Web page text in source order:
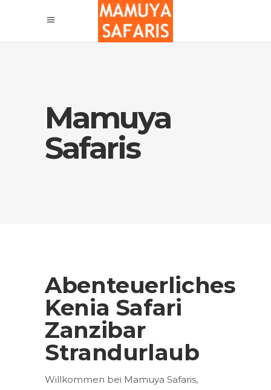
Mamuya
Safaris
Abenteuerliches
Kenia Safari
Zanzibar
Strandurlaub
Willkommen bei Mamuya Safaris,